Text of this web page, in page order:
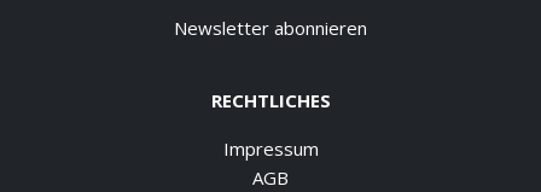
Newsletter abonnieren
RECHTLICHES
Impressum
AGB